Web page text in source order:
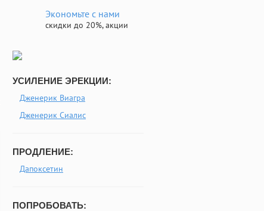
Экономьте с нами
скидки до 20%, акции
УСИЛЕНИЕ ЭРЕКЦИИ:
Дженерик Виагра
Дженерик Сиалис
ПРОДЛЕНИЕ:
Дапоксетин
ПОПРОБОВАТЬ: